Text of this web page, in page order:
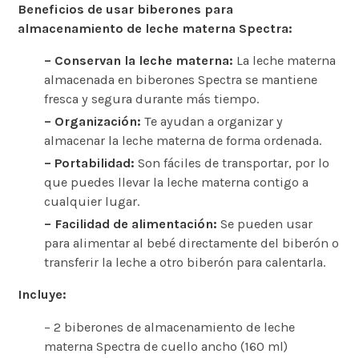
Beneficios de usar biberones para
almacenamiento de leche materna Spectra:
– Conservan la leche materna: La leche materna
almacenada en biberones Spectra se mantiene
fresca y segura durante más tiempo.
– Organización: Te ayudan a organizar y
almacenar la leche materna de forma ordenada.
– Portabilidad: Son fáciles de transportar, por lo
que puedes llevar la leche materna contigo a
cualquier lugar.
– Facilidad de alimentación: Se pueden usar
para alimentar al bebé directamente del biberón o
transferir la leche a otro biberón para calentarla.
Incluye:
– 2 biberones de almacenamiento de leche
materna Spectra de cuello ancho (160 ml)